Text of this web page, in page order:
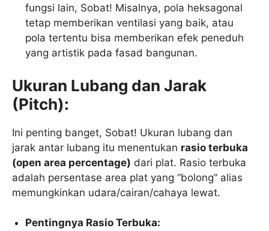
fungsi lain, Sobat! Misalnya, pola heksagonal
tetap memberikan ventilasi yang baik, atau
pola tertentu bisa memberikan efek peneduh
yang artistik pada fasad bangunan.
Ukuran Lubang dan Jarak
(Pitch):
Ini penting banget, Sobat! Ukuran lubang dan
jarak antar lubang itu menentukan rasio terbuka
(open area percentage) dari plat. Rasio terbuka
adalah persentase area plat yang “bolong” alias
memungkinkan udara/cairan/cahaya lewat.
Pentingnya Rasio Terbuka: